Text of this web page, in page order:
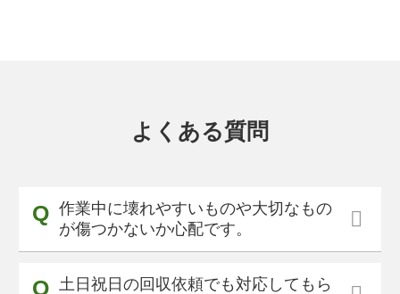
よくある質問
作業中に壊れやすいものや大切なもの
が傷つかないか心配です。
土日祝日の回収依頼でも対応してもら